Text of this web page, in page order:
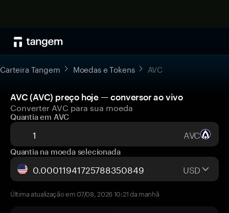
Carteira Tangem Moedas e Tokens AVC
AVC (AVC) preço hoje — conversor ao vivo
Converter AVC para sua moeda
Quantia em AVC
AVC
Quantia na moeda selecionada
USD
Última atualização em 07/08, 2026 10:21 da manhã